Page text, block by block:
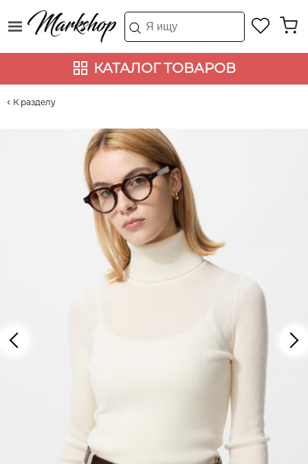
КАТАЛОГ ТОВАРОВ
К разделу